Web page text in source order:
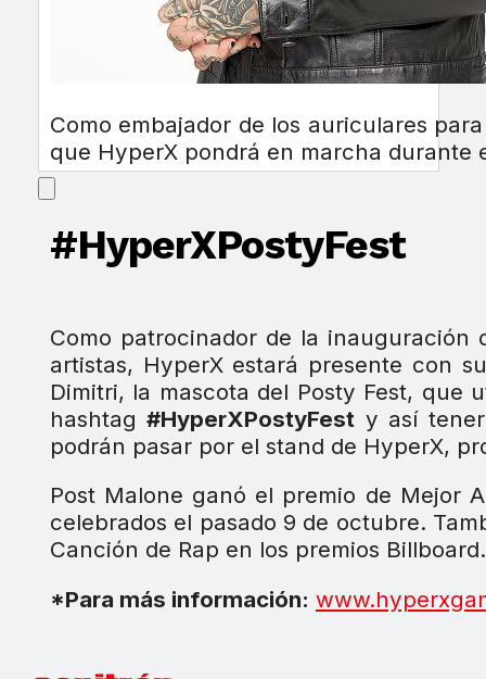
Como embajador de los auriculares
que HyperX pondrá en marcha durante
#HyperXPostyFest
Como patrocinador de la
artistas, HyperX estará presente con
Dimitri, la mascota del Posty Fest, que
hashtag#HyperXPostyFest y así
podrán pasar por el stand de HyperX,
Post Malone ganó el premio de Mejor
celebrados el pasado 9 de octubre.
Canción de Rap en los premios Billboard.
*Para más información: